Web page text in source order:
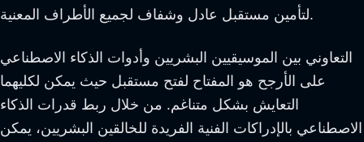
لتأمين مستقبل عادل وشفاف لجميع الأطراف المعنية.
التعاوني بين الموسيقيين البشريين وأدوات الذكاء الاصطناعي
على الأرجح هو المفتاح لفتح مستقبل حيث يمكن لكليهما
التعايش بشكل متناغم. من خلال ربط قدرات الذكاء
الاصطناعي بالإدراكات الفنية الفريدة للخالقين البشريين، يمكن